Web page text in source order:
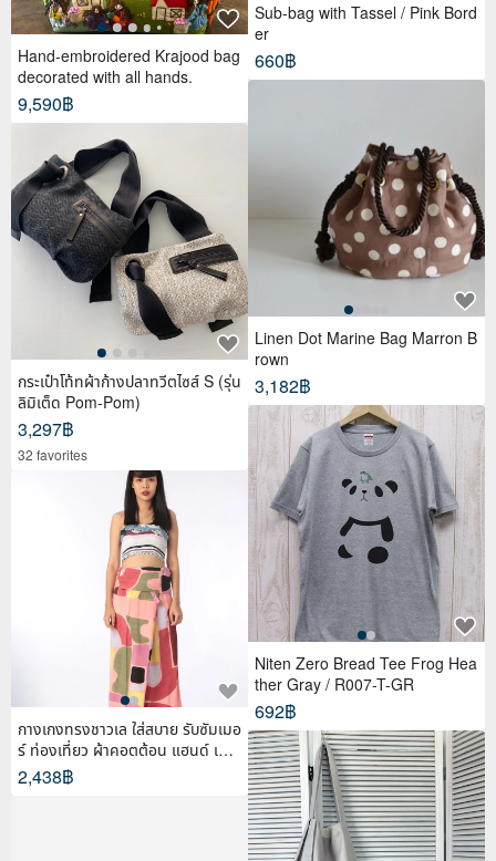
Hand-embroidered Krajood bag
decorated with all hands.
9,590฿
กระเป๋าโท้ทผ้าก้างปลาทวีตไซส์ S (รุ่น
ลิมิเต็ด Pom-Pom)
3,297฿
32 favorites
กางเกงทรงชาวเล ใส่สบาย รับซัมเมอ
ร์ ท่องเที่ยว ผ้าคอตต้อน แฮนด์ เพ้น
ท์
2,438฿
Sub-bag with Tassel / Pink Bord
er
660฿
Linen Dot Marine Bag Marron B
rown
3,182฿
Niten Zero Bread Tee Frog Hea
ther Gray / R007-T-GR
692฿